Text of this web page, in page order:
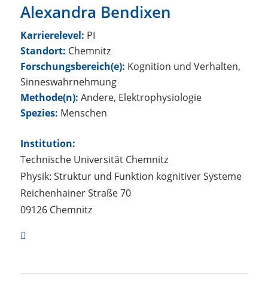
Alexandra Bendixen
Karrierelevel: PI
Standort: Chemnitz
Forschungsbereich(e): Kognition und Verhalten,
Sinneswahrnehmung
Methode(n): Andere, Elektrophysiologie
Spezies: Menschen
Institution:
Technische Universität Chemnitz
Physik: Struktur und Funktion kognitiver Systeme
Reichenhainer Straße 70
09126 Chemnitz